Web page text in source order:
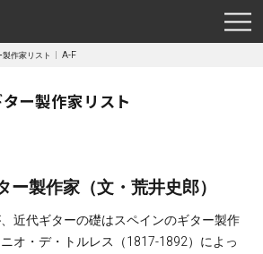
作家リスト A-F
ー製作家リスト
ー製作家 （文・荒井史郎）
近代ギターの礎はスペインのギター製作
オ・デ・トルレス（1817-1892）によっ